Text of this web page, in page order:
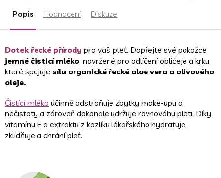
Popis Hodnocení Diskuze
Dotek řecké přírody pro vaši pleť. Dopřejte své pokožce
jemné čisticí mléko, navržené pro odlíčení obličeje a krku,
které spojuje sílu organické řecké aloe vera a olivového
oleje.
Čistící mléko účinně odstraňuje zbytky make-upu a
nečistoty a zároveň dokonale udržuje rovnováhu pleti. Díky
vitamínu E a extraktu z kozlíku lékařského hydratuje,
zklidňuje a chrání pleť.